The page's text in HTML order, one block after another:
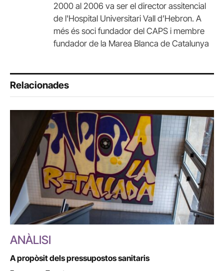
2000 al 2006 va ser el director assitencial
de l'Hospital Universitari Vall d’Hebron. A
més és soci fundador del CAPS i membre
fundador de la Marea Blanca de Catalunya
Relacionades
ANÀLISI
A propòsit dels pressupostos sanitaris